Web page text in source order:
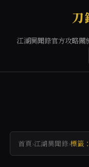
江湖異聞錄官方攻略關
首頁›江湖異聞錄›標籤